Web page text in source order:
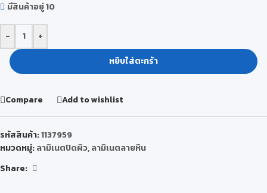
มีสินค้าอยู่ 10
-
+
หยิบใส่ตะกร้า
Compare Add to wishlist
รหัสสินค้า:1137959
หมวดหมู่:ลามิเนตปิดผิว,ลามิเนตลายหิน
Share: